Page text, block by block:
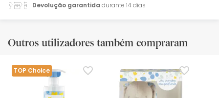
Devolução garantida durante 14 dias
Outros utilizadores também compraram
TOP Choice